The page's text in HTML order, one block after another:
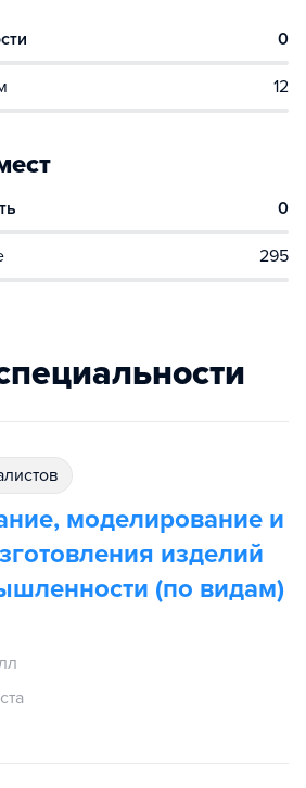
0
12
0
295
моделирование и
изделий
(по видам)